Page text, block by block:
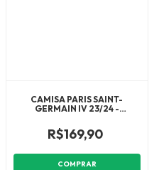
CAMISA PARIS SAINT-
GERMAIN IV 23/24 -
- CINZA
R$169,90
COMPRAR